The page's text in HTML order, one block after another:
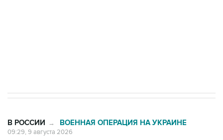
В РОССИИ → ВОЕННАЯ ОПЕРАЦИЯ НА УКРАИНЕ
09:29, 9 августа 2026